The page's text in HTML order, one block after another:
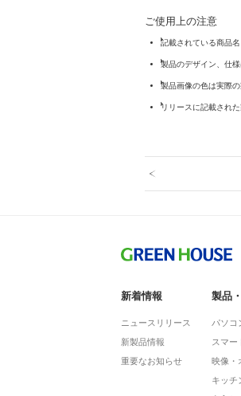
ご使用上の注意
記載されている商品
製品のデザイン、仕
製品画像の色は実際
リリースに記載され
新着情報
ニュースリリース
新製品情報
重要なお知らせ
製品
パソコ
スマー
映像・
キッチ